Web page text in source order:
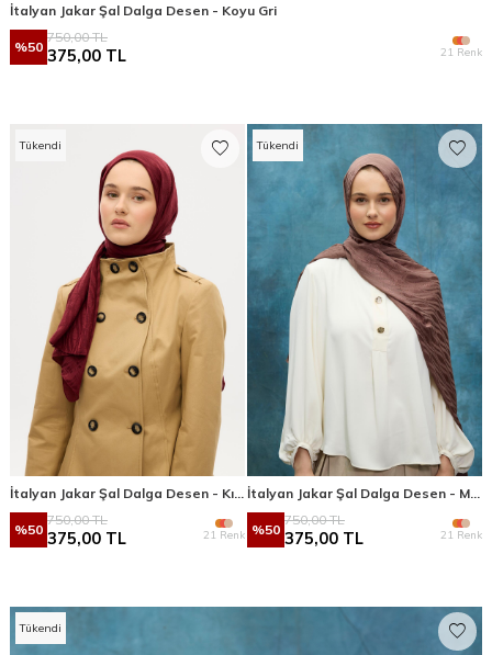
İtalyan Jakar Şal Dalga Desen - Koyu Gri
%50
750,00TL
375,00 TL 21 Renk
Tükendi
%50
750,00TL
375,00 TL 21 Renk
Tükendi
%50
750,00TL
375,00 TL 21 Renk
Tükendi